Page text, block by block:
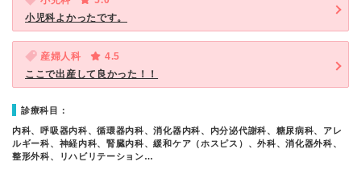
小児科よかったです。
産婦人科
4.5
ここで出産して良かった！！
診療科目：
内科、呼吸器内科、循環器内科、消化器内科、内分泌代謝科、糖尿病科、アレ
ルギー科、神経内科、腎臓内科、緩和ケア（ホスピス）、外科、消化器外科、
整形外科、リハビリテーション…